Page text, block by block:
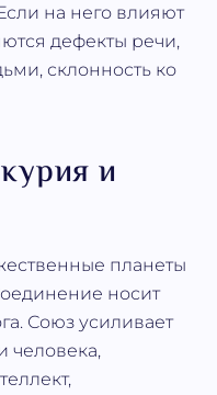
на него влияют
дефекты речи,
склонность ко
и
планеты
носит
Союз усиливает
человека,